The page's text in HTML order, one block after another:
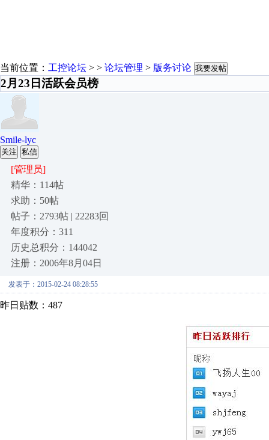
当前位置： 工控论坛 > > 论坛管理 > 版务讨论 我要发帖
2月23日活跃会员榜
Smile-lyc
关注 私信
[管理员]
精华：114帖
求助：50帖
帖子：2793帖 | 22283回
年度积分：311
历史总积分：144042
注册：2006年8月04日
发表于：2015-02-24 08:28:55
昨日贴数：487